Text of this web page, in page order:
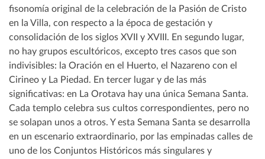
fisonomía original de la celebración de la Pasión de Cristo
en la Villa, con respecto a la época de gestación y
consolidación de los siglos XVII y XVIII. En segundo lugar,
no hay grupos escultóricos, excepto tres casos que son
indivisibles: la Oración en el Huerto, el Nazareno con el
Cirineo y La Piedad. En tercer lugar y de las más
significativas: en La Orotava hay una única Semana Santa.
Cada templo celebra sus cultos correspondientes, pero no
se solapan unos a otros. Y esta Semana Santa se desarrolla
en un escenario extraordinario, por las empinadas calles de
uno de los Conjuntos Históricos más singulares y